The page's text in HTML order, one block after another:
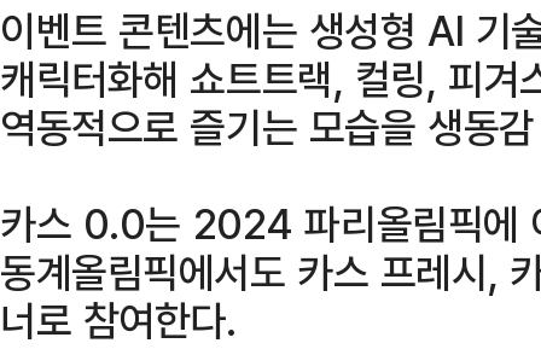
이벤트 콘텐츠에는 생성형 AI 기
캐릭터화해 쇼트트랙, 컬링, 피
역동적으로 즐기는 모습을 생동
카스 0.0는 2024 파리올림픽에
동계올림픽에서도 카스 프레시,
너로 참여한다.